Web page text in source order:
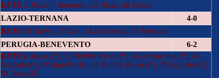
RETI: 2 Jirillo, 7 Stampete, 25 Jirillo, 68 Selvini
LAZIO-TERNANA
4-0
RETI: 18 Shehu, 23 Tare, 24 De Sanctis, 45 Mancino
PERUGIA-BENEVENTO
6-2
RETI: 8 Mussi (P), 11 Mabille Kevin (P), 43 Bevilacqua (P), 45
Seghetti (P), 48 Agnello (B), 55 Mabille Kevin (P), 75 Seghetti (P),
81 Sena (B)